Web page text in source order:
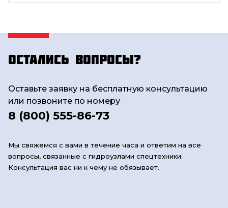
Остались вопросы?
Оставьте заявку на бесплатную консультацию
или позвоните по номеру
8 (800) 555-86-73
Мы свяжемся с вами в течение часа и ответим на все
вопросы, связанные с гидроузлами спецтехники.
Консультация вас ни к чему не обязывает.